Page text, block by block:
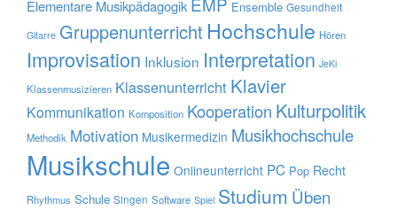
Elementare Musikpädagogik Ensemble Gesundheit
Gitarre Gruppenunterricht Hochschule Hören
Improvisation Inklusion Interpretation JeKi
Klassenmusizieren Klassenunterricht Klavier
Kommunikation Komposition Kooperation Kulturpolitik
Methodik Motivation Musikermedizin Musikhochschule
Musikschule Onlineunterricht PC Pop Recht
Rhythmus Schule Singen Software Spiel Studium Üben